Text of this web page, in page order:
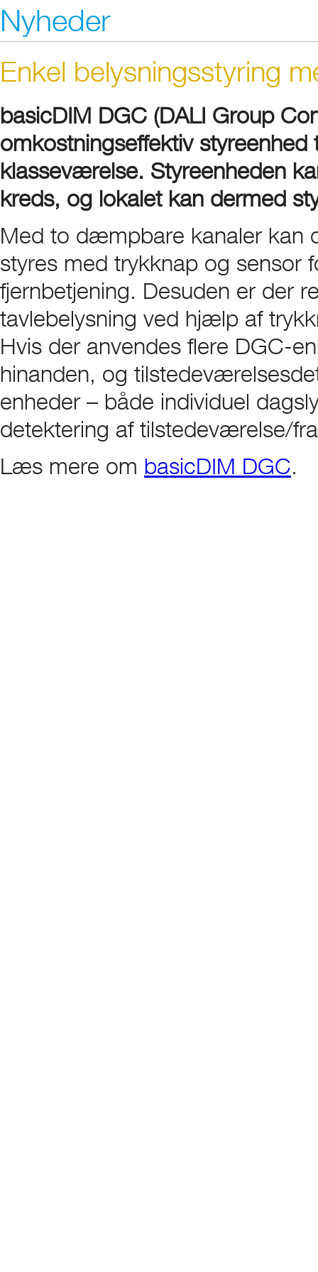
Nyheder
Enkel belysningsstyring
basicDIM DGC (DALI Group
omkostningseffektiv
klasseværelse. Styreenheden
kreds, og lokalet kan dermed
Med to dæmpbare kanaler kan
styres med trykknap og sensor
fjernbetjening. Desuden er der
tavlebelysning ved hjælp af
Hvis der anvendes flere DGC-
hinanden, og
enheder – både individuel
detektering af tilstedeværelse/
Læs mere om basicDIM DGC.